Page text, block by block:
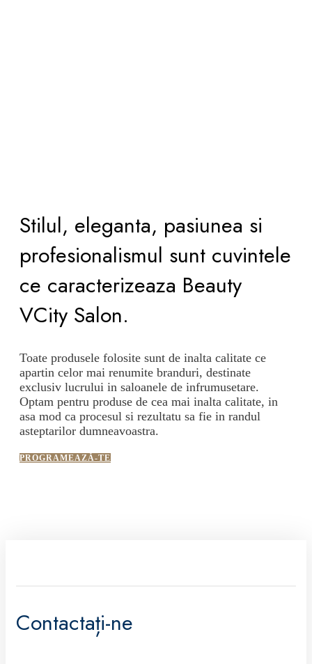
Stilul, eleganta, pasiunea si
profesionalismul sunt cuvintele
ce caracterizeaza Beauty
VCity Salon.
Toate produsele folosite sunt de inalta calitate ce
apartin celor mai renumite branduri, destinate
exclusiv lucrului in saloanele de infrumusetare.
Optam pentru produse de cea mai inalta calitate, in
asa mod ca procesul si rezultatu sa fie in randul
asteptarilor dumneavoastra.
PROGRAMEAZĂ-TE
Contactați-ne